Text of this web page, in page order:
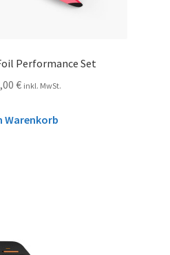
Performance Set
€ inkl. MwSt.
Warenkorb